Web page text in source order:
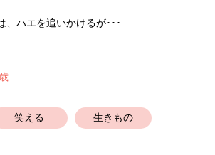
、ハエを追いかけるが･･･
笑える 生きもの